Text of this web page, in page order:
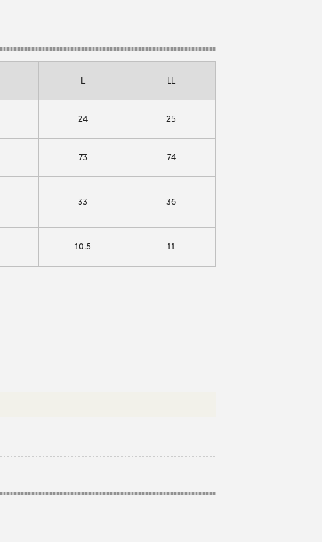
L LL
24 25
73 74
33 36
10.5 11